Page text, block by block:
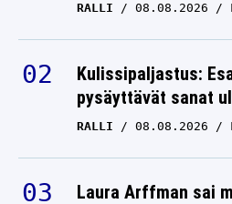
JUHO
RALLI 08.08.2026
Kulissipaljastus:
pysäyttävät sanat
RALLI 08.08.2026
Laura Arffman sai